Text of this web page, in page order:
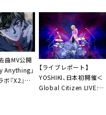
曲MV公開
Anything」
『X2』か
【ライブレポート】
YOSHIKI、日本初開催＜
Global Citizen LIVE: